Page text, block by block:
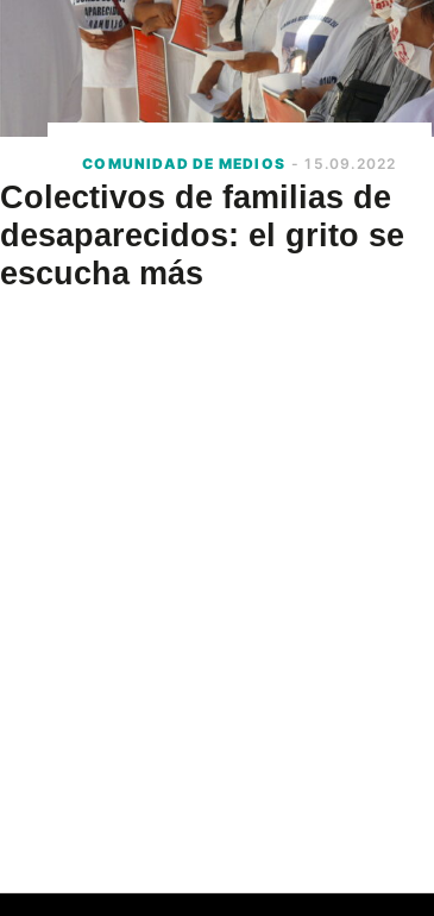
COMUNIDAD DE MEDIOS - 15.09.2022
Colectivos de familias de
desaparecidos: el grito se
escucha más